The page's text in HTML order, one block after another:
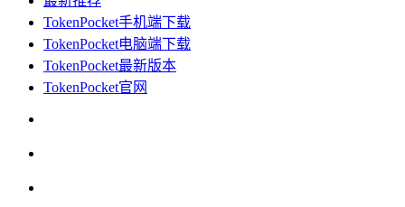
TokenPocket手机端下载
TokenPocket电脑端下载
TokenPocket最新版本
TokenPocket官网